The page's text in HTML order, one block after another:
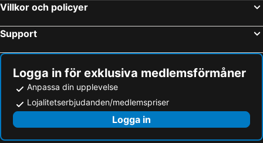
Villkor och policyer
Support
Logga in för exklusiva medlemsförmåner
Anpassa din upplevelse
Lojalitetserbjudanden/medlemspriser
Logga in